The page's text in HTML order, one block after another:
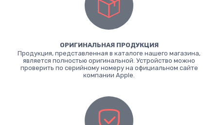
ОРИГИНАЛЬНАЯ ПРОДУКЦИЯ
Продукция, представленная в каталоге нашего магазина,
является полностью оригинальной. Устройство можно
проверить по серийному номеру на официальном сайте
компании Apple.